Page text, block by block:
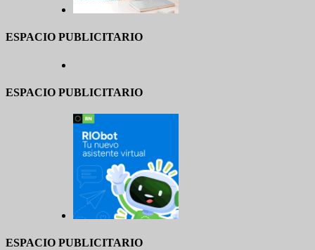
ESPACIO PUBLICITARIO
ESPACIO PUBLICITARIO
ESPACIO PUBLICITARIO